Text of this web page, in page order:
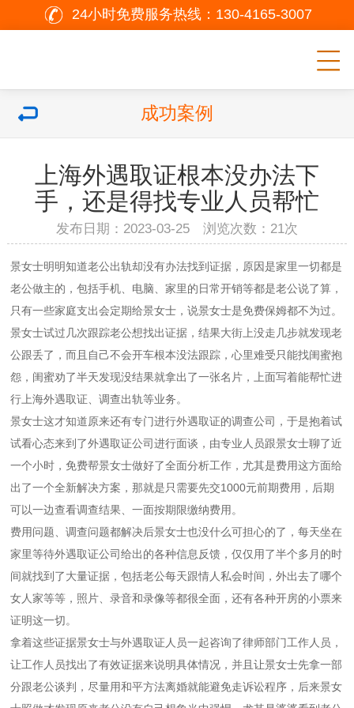
24小时免费服务热线： 130-4165-3007
成功案例
上海外遇取证根本没办法下
手，还是得找专业人员帮忙
发布日期：2023-03-25 浏览次数： 21次
景女士明明知道老公出轨却没有办法找到证据，原因是家里一切都是
老公做主的，包括手机、电脑、家里的日常开销等都是老公说了算，
只有一些家庭支出会定期给景女士，说景女士是免费保姆都不为过。
景女士试过几次跟踪老公想找出证据，结果大街上没走几步就发现老
公跟丢了，而且自己不会开车根本没法跟踪，心里难受只能找闺蜜抱
怨，闺蜜劝了半天发现没结果就拿出了一张名片，上面写着能帮忙进
行上海外遇取证、调查出轨等业务。
景女士这才知道原来还有专门进行外遇取证的调查公司，于是抱着试
试看心态来到了外遇取证公司进行面谈，由专业人员跟景女士聊了近
一个小时，免费帮景女士做好了全面分析工作，尤其是费用这方面给
出了一个全新解决方案，那就是只需要先交1000元前期费用，后期
可以一边查看调查结果、一面按期限缴纳费用。
费用问题、调查问题都解决后景女士也没什么可担心的了，每天坐在
家里等待外遇取证公司给出的各种信息反馈，仅仅用了半个多月的时
间就找到了大量证据，包括老公每天跟情人私会时间，外出去了哪个
女人家等等，照片、录音和录像等都很全面，还有各种开房的小票来
证明这一切。
拿着这些证据景女士与外遇取证人员一起咨询了律师部门工作人员，
让工作人员找出了有效证据来说明具体情况，并且让景女士先拿一部
分跟老公谈判，尽量用和平方法离婚就能避免走诉讼程序，后来景女